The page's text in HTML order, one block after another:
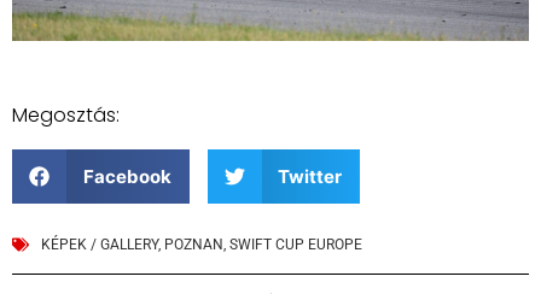
Megosztás:
Facebook Twitter
KÉPEK / GALLERY, POZNAN, SWIFT CUP EUROPE